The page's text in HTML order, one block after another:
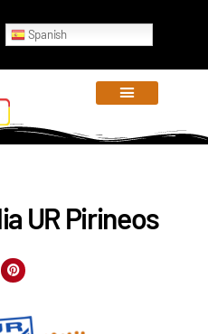
Spanish
UR Pirineos